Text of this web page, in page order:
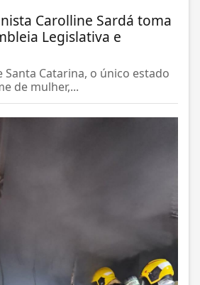
Carolline Sardá toma
Legislativa e
Santa Catarina, o único estado
de mulher,...